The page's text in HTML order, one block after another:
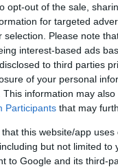
opt-out of the sale,
for targeted
selection. Please note
interest-based ads
to third parties
of your personal
This information may
Participants that may
that this website/app
but not limited to
to Google and its third-
l’aereo con a